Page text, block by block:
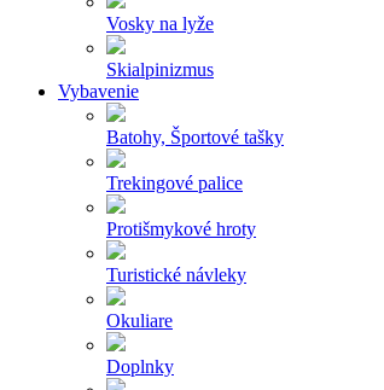
Vosky na lyže
Skialpinizmus
Vybavenie
Batohy, Športové tašky
Trekingové palice
Protišmykové hroty
Turistické návleky
Okuliare
Doplnky